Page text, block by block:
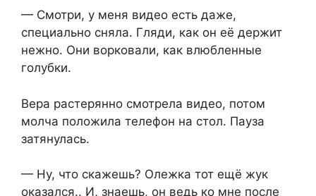
— Смотри, у меня видео есть даже,
специально сняла. Гляди, как он её держит
нежно. Они ворковали, как влюбленные
голубки.
Вера растерянно смотрела видео, потом
молча положила телефон на стол. Пауза
затянулась.
— Ну, что скажешь? Олежка тот ещё жук
оказался.. И, знаешь, он ведь ко мне после